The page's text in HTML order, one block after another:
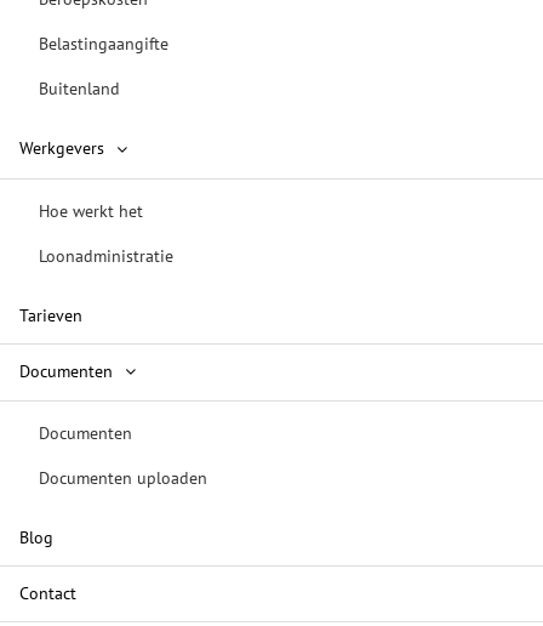
Belastingaangifte
Buitenland
Werkgevers
Hoe werkt het
Loonadministratie
Tarieven
Documenten
Documenten
Documenten uploaden
Blog
Contact